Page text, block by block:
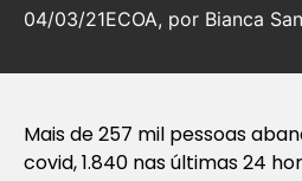
04/03/21ECOA, por Bianca
Mais de 257 mil pessoas
covid, 1.840 nas últimas 24